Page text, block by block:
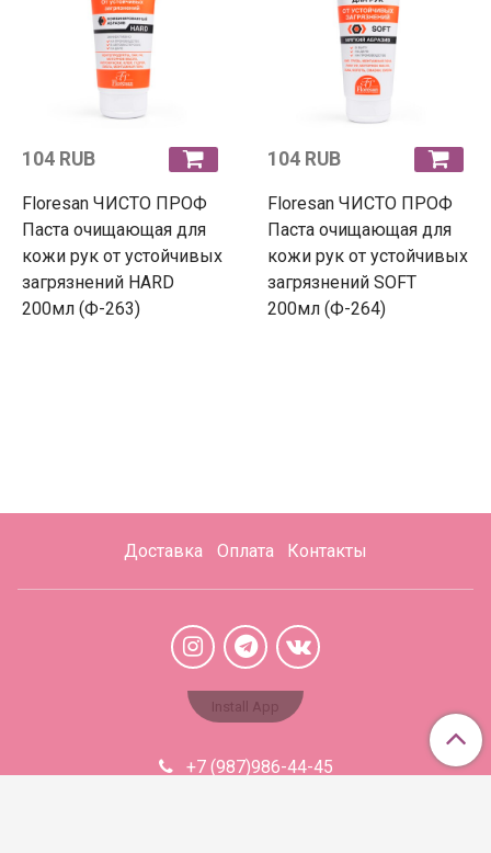
104 RUB
Floresan ЧИСТО ПРОФ
Паста очищающая для
кожи рук от устойчивых
загрязнений HARD
200мл (Ф-263)
104 RUB
Floresan ЧИСТО ПРОФ
Паста очищающая для
кожи рук от устойчивых
загрязнений SOFT
200мл (Ф-264)
Доставка Оплата Контакты
+7 (987)986-44-45
Install App